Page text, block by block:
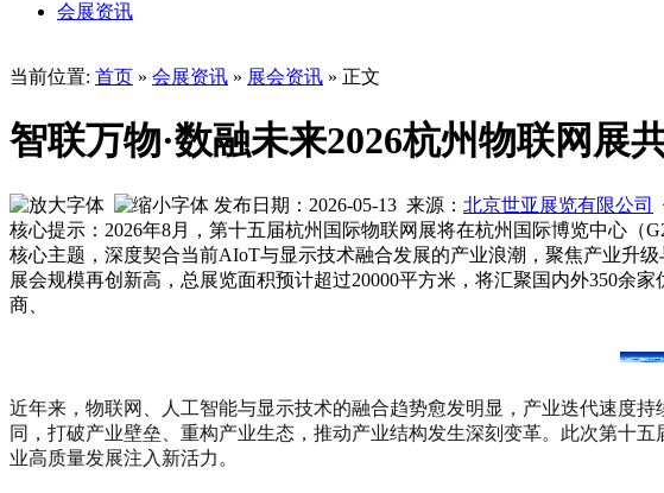
会展资讯
当前位置: 首页 » 会展资讯 » 展会资讯 » 正文
智联万物·数融未来2026杭州物联网展
发布日期：2026-05-13 来源： 北京世亚展览有限公司
核心提示：2026年8月，第十五届杭州国际物联网展将在杭州国际博览中心（
核心主题，深度契合当前AIoT与显示技术融合发展的产业浪潮，聚焦产业升
展会规模再创新高，总展览面积预计超过20000平方米，将汇聚国内外350余
商、
近年来，物联网、人工智能与显示技术的融合趋势愈发明显，产业迭代速度
同，打破产业壁垒、重构产业生态，推动产业结构发生深刻变革。此次第十
业高质量发展注入新活力。